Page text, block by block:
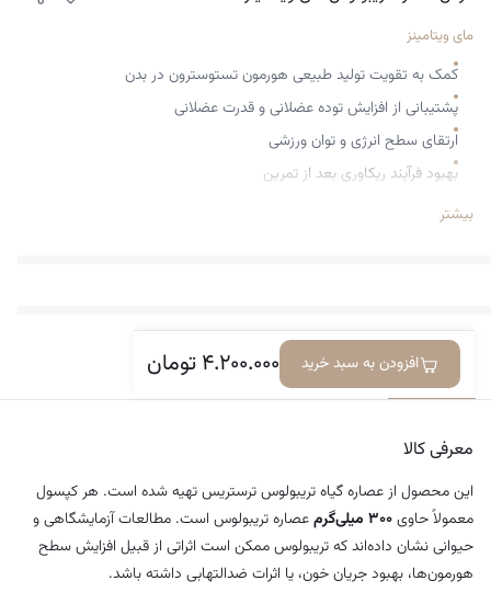
مای ویتامینز
کمک به تقویت تولید طبیعی هورمون تستوسترون در بدن
پشتیبانی از افزایش توده عضلانی و قدرت عضلانی
ارتقای سطح انرژی و توان ورزشی
بهبود فرآیند ریکاوری بعد از تمرین
کمک به تقویت میل جنسی و عملکرد جنسی، به‌ویژه در مردانبیشتر
۴.۲۰۰.۰۰۰تومان افزودن به سبد خریدمعرفی کالا دیدگاه‌ها
معرفی کالا
این محصول از عصاره گیاه تریبولوس ترستریس تهیه شده است. هر کپسول
معمولاً حاوی۳۰۰ میلی‌گرم
عصاره تریبولوس است. مطالعات آزمایشگاهی و
حیوانی نشان داده‌اند که تریبولوس ممکن است اثراتی از قبیل افزایش سطح
هورمون‌ها، بهبود جریان خون، یا اثرات ضدالتهابی داشته باشد.